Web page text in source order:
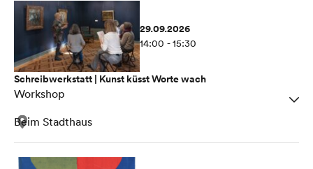
29.09.2026
14:00 - 15:30
Schreibwerkstatt | Kunst küsst Worte wach
Workshop
Beim Stadthaus